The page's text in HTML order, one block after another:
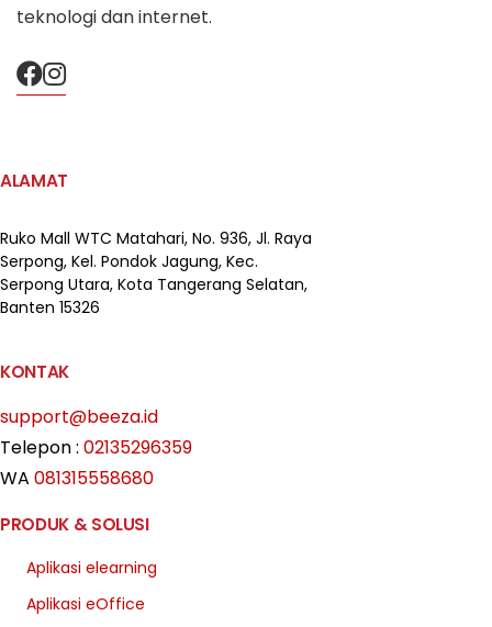
teknologi dan internet.
ALAMAT
Ruko Mall WTC Matahari, No. 936, Jl. Raya
Serpong, Kel. Pondok Jagung, Kec.
Serpong Utara, Kota Tangerang Selatan,
Banten 15326
KONTAK
support@beeza.id
Telepon : 02135296359
WA 081315558680
PRODUK & SOLUSI
Aplikasi elearning
Aplikasi eOffice